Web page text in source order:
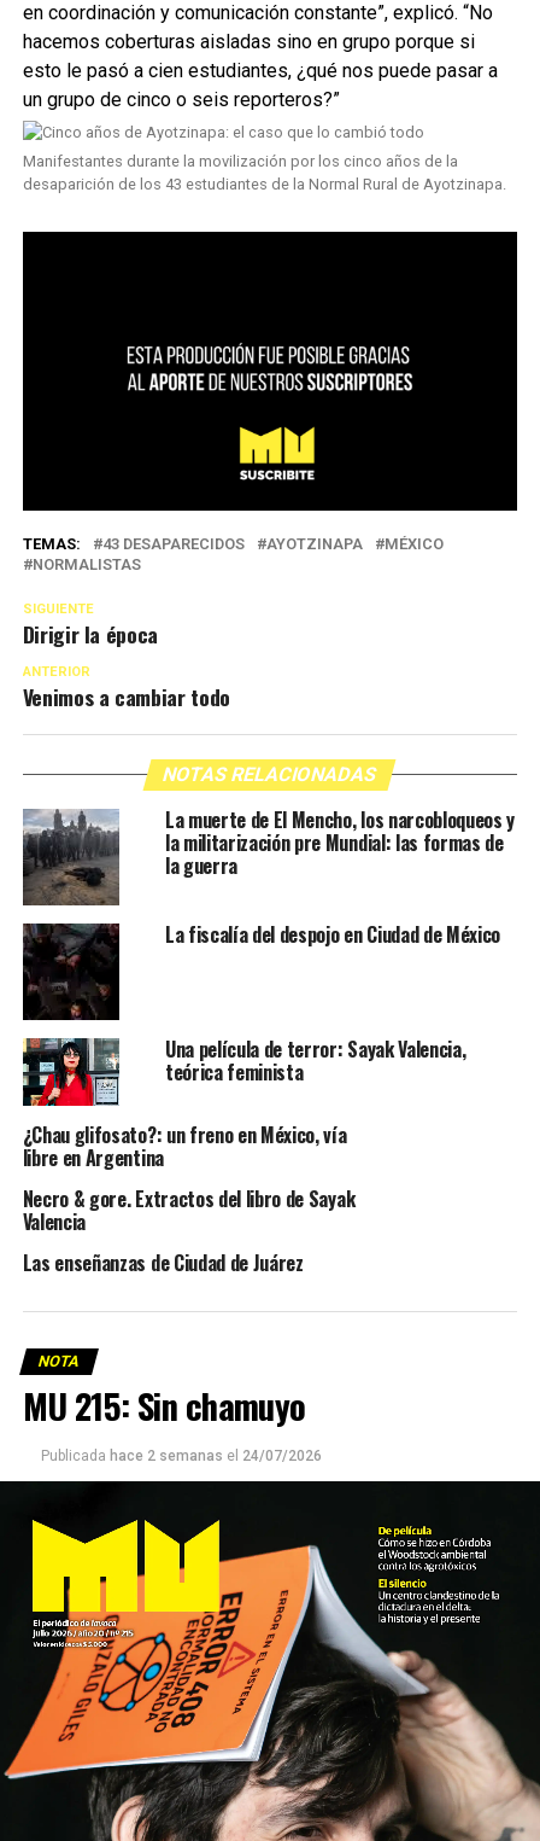
en coordinación y comunicación constante”, explicó. “No
hacemos coberturas aisladas sino en grupo porque si
esto le pasó a cien estudiantes, ¿qué nos puede pasar a
un grupo de cinco o seis reporteros?”
Manifestantes durante la movilización por los cinco años de la
desaparición de los 43 estudiantes de la Normal Rural de Ayotzinapa.
TEMAS: 43 DESAPARECIDOS AYOTZINAPA
MÉXICO
NORMALISTAS
SIGUIENTE
Dirigir la época
ANTERIOR
Venimos a cambiar todo
NOTAS RELACIONADAS
La muerte de El Mencho, los narcobloqueos y
la militarización pre Mundial: las formas de
la guerra
La fiscalía del despojo en Ciudad de México
Una película de terror: Sayak Valencia,
teórica feminista
¿Chau glifosato?: un freno en México, vía
libre en Argentina
Necro & gore. Extractos del libro de Sayak
Valencia
Las enseñanzas de Ciudad de Juárez
NOTA
MU 215: Sin chamuyo
Publicada hace 2 semanas el 24/07/2026